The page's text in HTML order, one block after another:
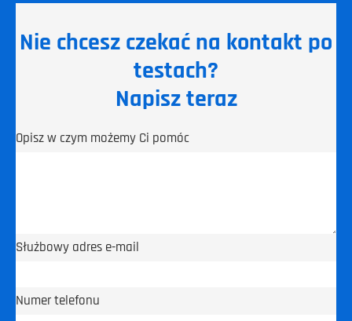
Nie chcesz czekać na kontakt po
testach?
Napisz teraz
Opisz w czym możemy Ci pomóc
Służbowy adres e-mail
Numer telefonu